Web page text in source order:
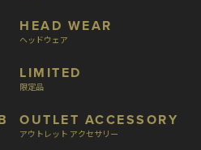
HEAD WEAR
ヘッドウェア
LIMITED
限定品
OUTLET ACCESSORY
アウトレット アクセサリー